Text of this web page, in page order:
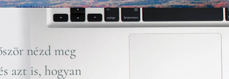
nézd meg
azt is, hogyan